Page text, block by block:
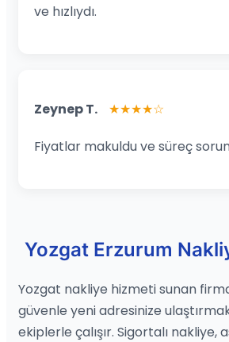
ve hızlıydı.
Zeynep T. ★★★★☆
Fiyatlar makuldu ve süreç
Yozgat Erzurum
Yozgat nakliye hizmeti sunan
güvenle yeni adresinize
ekiplerle çalışır. Sigortalı nakliye,